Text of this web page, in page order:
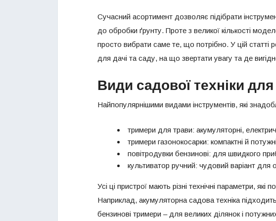
Сучасний асортимент дозволяє підібрати
до обробки ґрунту. Проте з великої кількості
просто вибрати саме те, що потрібно. У цій статті
для дачі та саду, на що звертати увагу та де
Види садової техніки
Найпопулярнішими видами інструментів, які
тримери для трави: акумуляторні,
тримери газонокосарки: компактні й
повітродувки бензинові: для швидкого
культиватор ручний: чудовий варіант для
Усі ці пристрої мають різні технічні параметри,
Наприклад, акумуляторна садова техніка
бензинові тримери – для великих ділянок і